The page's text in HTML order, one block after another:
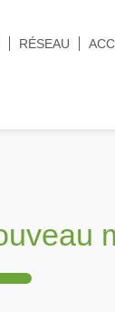
RÉSEAU